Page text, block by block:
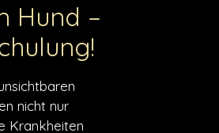
Hund –
nicht nur
Krankheiten